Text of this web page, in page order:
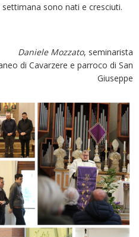
sono nati e cresciuti.
Daniele Mozzato, seminarista
di Cavarzere e parroco di San
Giuseppe